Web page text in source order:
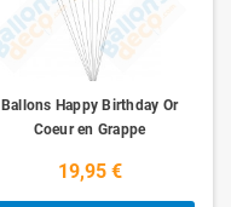
Ballons Happy Birthday Or
Coeur en Grappe
19,95 €